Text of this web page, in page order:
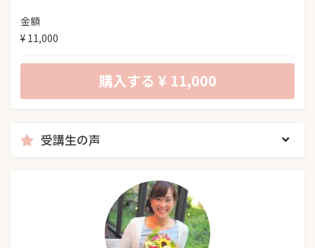
金額
¥ 11,000
購入する ¥ 11,000
受講生の声